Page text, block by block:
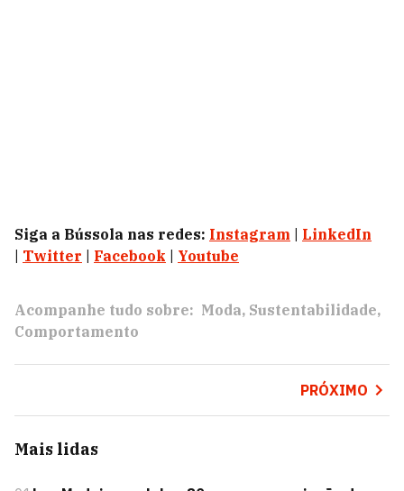
Siga a Bússola nas redes: Instagram
LinkedIn
Twitter Facebook Youtube
Acompanhe tudo sobre: Moda Sustentabilidade
Comportamento
PRÓXIMO
Mais lidas